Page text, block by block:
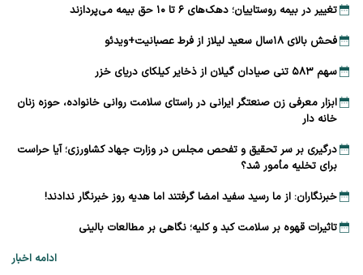
تغییر در بیمه روستاییان؛ دهک‌های ۶ تا ۱۰ حق بیمه می‌پردازند
فحش بالای ۱۸سال سعید لیلاز از فرط عصبانیت+ویدئو
سهم ۵۸۳ تنی صیادان گیلان از ذخایر کیلکای دریای خزر
ابزار معرفی زن صنعتگر ایرانی در راستای سلامت روانی خانواده، حوزه زنان
خانه دار
درگیری بر سر تحقیق و تفحص مجلس در وزارت جهاد کشاورزی؛ آیا حراست
برای تخلیه مأمور شد؟
خبرنگاران: از ما رسید سفید امضا گرفتند اما هدیه روز خبرنگار ندادند!
تاثیرات قهوه بر سلامت کبد و کلیه؛ نگاهی بر مطالعات بالینی
ادامه اخبار